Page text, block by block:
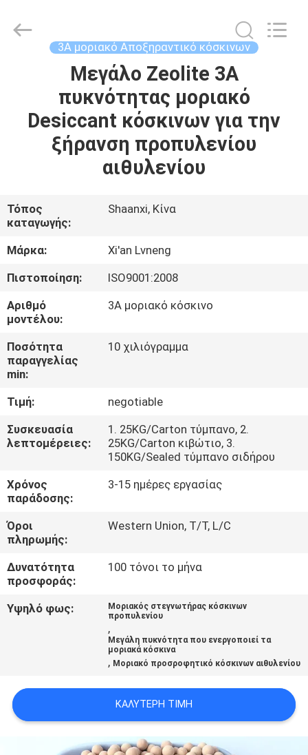
ΠΡΟΪΌΝΤΑ
ΒΊΝΤΕΟ
ΕΚΠΟΜΠΉ
VR
ΣΧΕΤΙΚΆ
ΜΕ
ΕΜΆΣ
ΞΕΝΆΓΗΣΗ
ΕΡΓΟΣΤΆΣΙΟ
ΠΟΙΟΤΙΚΌΣ
ΈΛΕΓΧΟΣ
ΕΠΙΚΟΙΝΩΝΉΣΤΕ
ΜΑΖΊ
ΜΑΣ
ΕΙΔΉΣΕΙΣ
ΖΗΤΉΣΤΕ
ΜΙΑ
ΠΡΟΣΦΟΡΆ
Technology
Co.,Ltd..
3A μοριακό Αποξηραντικό κόσκινων
Μεγάλο Zeolite 3A
πυκνότητας μοριακό
Desiccant κόσκινων για την
ξήρανση προπυλενίου
αιθυλενίου
Τόπος
καταγωγής:
Shaanxi, Κίνα
Μάρκα:
Xi'an Lvneng
Πιστοποίηση:
ISO9001:2008
Αριθμό
μοντέλου:
3A μοριακό κόσκινο
Ποσότητα
παραγγελίας
min:
10 χιλιόγραμμα
Τιμή:
negotiable
Συσκευασία
λεπτομέρειες:
1. 25KG/Carton τύμπανο, 2.
25KG/Carton κιβώτιο, 3.
150KG/Sealed τύμπανο σιδήρου
Χρόνος
παράδοσης:
3-15 ημέρες εργασίας
Όροι
πληρωμής:
Western Union, T/T, L/C
Δυνατότητα
προσφοράς:
100 τόνοι το μήνα
Υψηλό φως:
Μοριακός στεγνωτήρας κόσκινων
προπυλενίου
,
Μεγάλη πυκνότητα που ενεργοποιεί τα
μοριακά κόσκινα
, Μοριακό προσροφητικό κόσκινων αιθυλενίου
ΚΑΛΎΤΕΡΗ ΤΙΜΉ